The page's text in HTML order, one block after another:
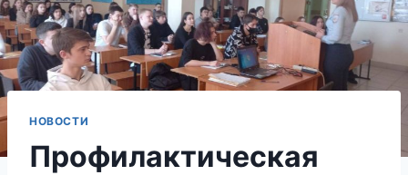
НОВОСТИ
Профилактическая